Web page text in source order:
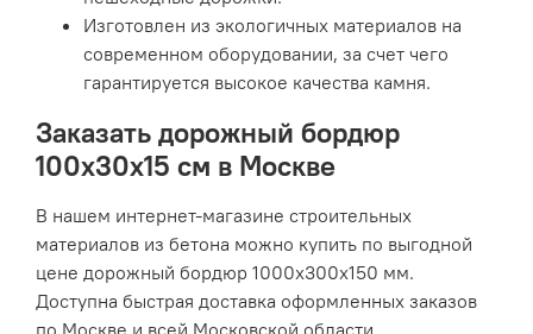
Изготовлен из экологичных материалов на
современном оборудовании, за счет чего
гарантируется высокое качества камня.
Заказать дорожный бордюр
100х30х15 см в Москве
В нашем интернет-магазине строительных
материалов из бетона можно купить по выгодной
цене дорожный бордюр 1000х300х150 мм.
Доступна быстрая доставка оформленных заказов
по Москве и всей Московской области.